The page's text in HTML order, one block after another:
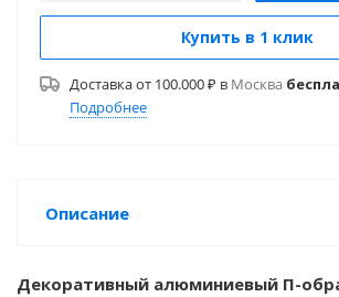
Купить в 1 клик
Доставка от 100.000 ₽ в Москва
Подробнее
Описание
Декоративный алюминиевый П-